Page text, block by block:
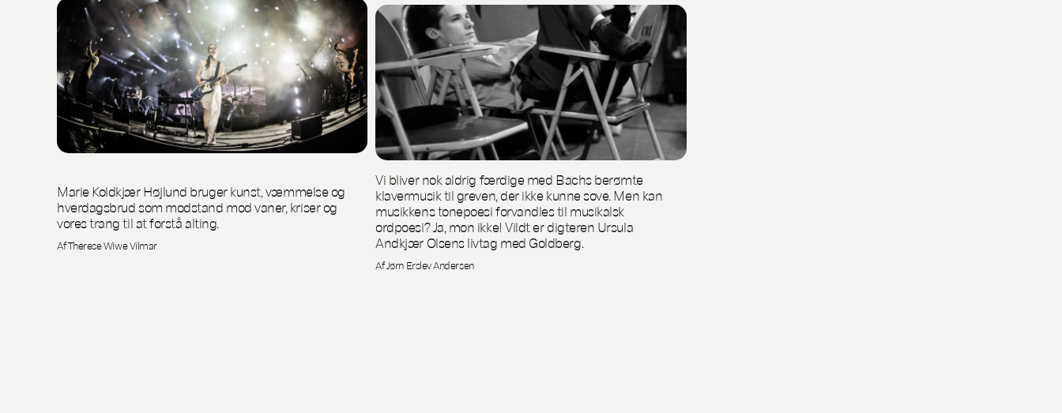
Marie Koldkjær Højlund bruger kunst, væmmelse og
hverdagsbrud som modstand mod vaner, kriser og
vores trang til at forstå alting.
Af Therese Wiwe Vilmar
Vi bliver nok aldrig færdige med Bachs berømte
klavermusik til greven, der ikke kunne sove. Men kan
musikkens tonepoesi forvandles til musikalsk
ordpoesi? Ja, mon ikke! Vildt er digteren Ursula
Andkjær Olsens livtag med Goldberg.
Af Jørn Erslev Andersen